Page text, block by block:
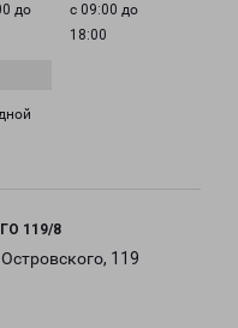
до
с 09:00 до
18:00
119/8
119